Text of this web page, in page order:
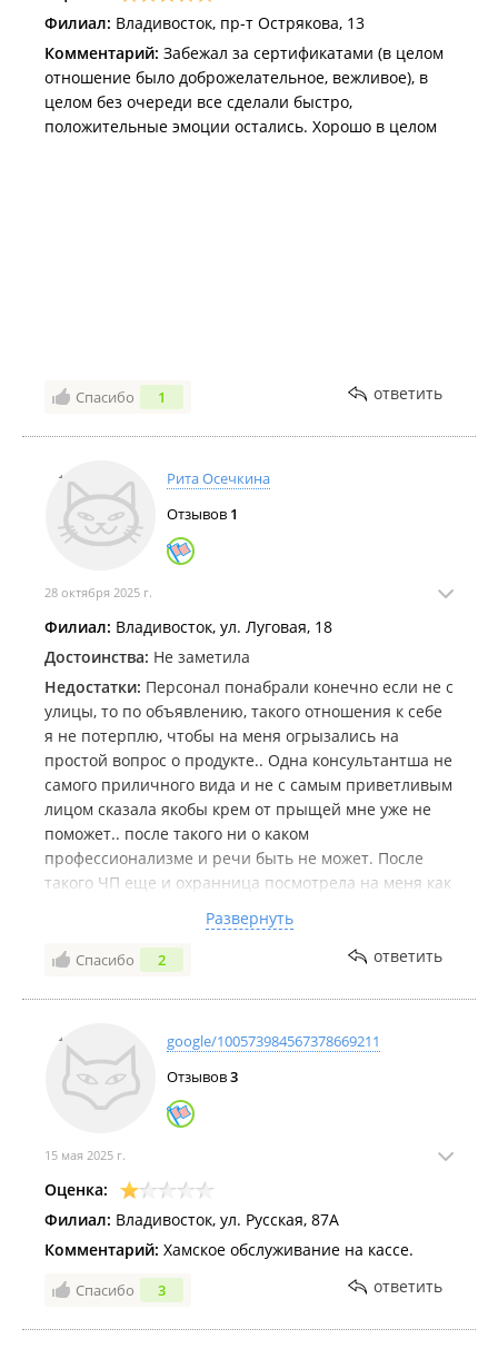
Филиал: Владивосток, пр-т Острякова, 13
Комментарий: Забежал за сертификатами (в целом
отношение было доброжелательное, вежливое), в
целом без очереди все сделали быстро,
положительные эмоции остались. Хорошо в целом
Спасибо 1 ответить
Рита Осечкина
Отзывов 1
28 октября 2025 г.
Филиал: Владивосток, ул. Луговая, 18
Достоинства: Не заметила
Недостатки: Персонал понабрали конечно если не с
улицы, то по объявлению, такого отношения к себе
я не потерплю, чтобы на меня огрызались на
простой вопрос о продукте.. Одна консультантша не
самого приличного вида и не с самым приветливым
лицом сказала якобы крем от прыщей мне уже не
поможет.. после такого ни о каком
профессионализме и речи быть не может. После
такого ЧП еще и охранница посмотрела на меня как
разберитесь с наличием тестеров и знаниями
консультантов по их прямым обязанностям, а потом
Развернуть
Спасибо 2 ответить
google/100573984567378669211
Отзывов3
15 мая 2025 г.
Оценка:
Филиал: Владивосток, ул. Русская, 87А
Комментарий: Хамское обслуживание на кассе.
Спасибо 3 ответить